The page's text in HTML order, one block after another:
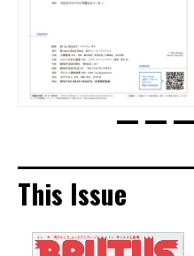
This Issue